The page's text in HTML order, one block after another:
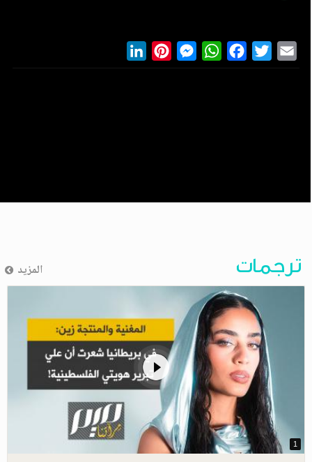
LinkedInPinterestMessengerWhatsAppFacebook
Twitter
ترجمات المزيد
1